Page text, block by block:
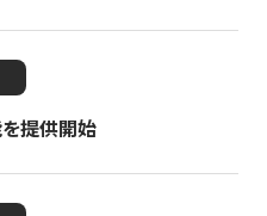
提供開始